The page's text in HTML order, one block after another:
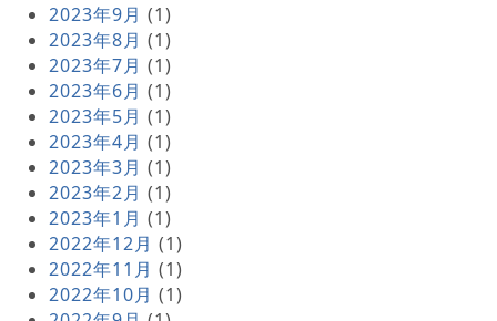
2023年9月 (1)
2023年8月 (1)
2023年7月 (1)
2023年6月 (1)
2023年5月 (1)
2023年4月 (1)
2023年3月 (1)
2023年2月 (1)
2023年1月 (1)
2022年12月 (1)
2022年11月 (1)
2022年10月 (1)